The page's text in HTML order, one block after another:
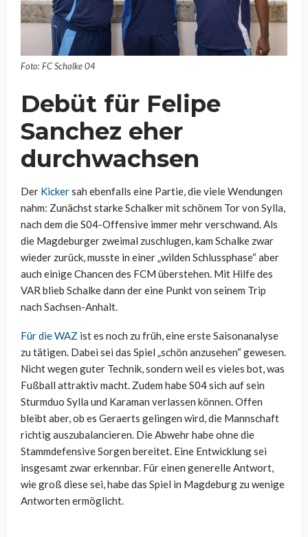
Foto: FC Schalke 04
Debüt für Felipe
Sanchez eher
durchwachsen
Der Kickersah ebenfalls eine Partie, die viele Wendungen
nahm: Zunächst starke Schalker mit schönem Tor von Sylla,
nach dem die S04-Offensive immer mehr verschwand. Als
die Magdeburger zweimal zuschlugen, kam Schalke zwar
wieder zurück, musste in einer „wilden Schlussphase“ aber
auch einige Chancen des FCM überstehen. Mit Hilfe des
VAR blieb Schalke dann der eine Punkt von seinem Trip
nach Sachsen-Anhalt.
Für die WAZ ist es noch zu früh, eine erste Saisonanalyse
zu tätigen. Dabei sei das Spiel „schön anzusehen“ gewesen.
Nicht wegen guter Technik, sondern weil es vieles bot, was
Fußball attraktiv macht. Zudem habe S04 sich auf sein
Sturmduo Sylla und Karaman verlassen können. Offen
bleibt aber, ob es Geraerts gelingen wird, die Mannschaft
richtig auszubalancieren. Die Abwehr habe ohne die
Stammdefensive Sorgen bereitet. Eine Entwicklung sei
insgesamt zwar erkennbar. Für einen generelle Antwort,
wie groß diese sei, habe das Spiel in Magdeburg zu wenige
Antworten ermöglicht.